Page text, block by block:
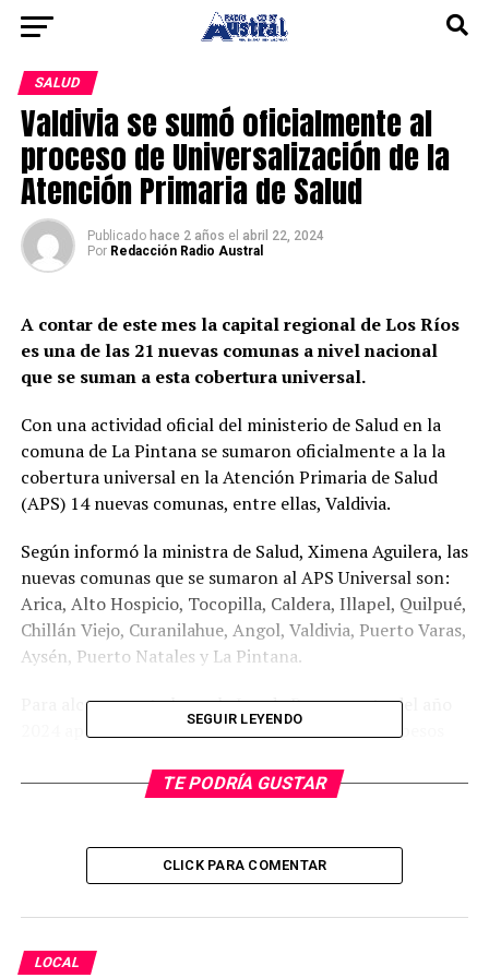
SALUD
Valdivia se sumó oficialmente al
proceso de Universalización de la
Atención Primaria de Salud
Publicado hace 2 años el abril 22, 2024
Por Redacción Radio Austral
A contar de este mes la capital regional de Los Ríos
es una de las 21 nuevas comunas a nivel nacional
que se suman a esta cobertura universal.
Con una actividad oficial del ministerio de Salud en la
comuna de La Pintana se sumaron oficialmente a la la
cobertura universal en la Atención Primaria de Salud
(APS) 14 nuevas comunas, entre ellas, Valdivia.
Según informó la ministra de Salud, Ximena Aguilera, las
nuevas comunas que se sumaron al APS Universal son:
Arica, Alto Hospicio, Tocopilla, Caldera, Illapel, Quilpué,
Chillán Viejo, Curanilahue, Angol, Valdivia, Puerto Varas,
Aysén, Puerto Natales y La Pintana.
Para alcanzar este logro la Ley de Presupuesto del año
2024 aprobó un total de 11 mil 289 millones de pesos
que permitirá que a fines de este año 21 comunas estén
Cabe recordar que las 7 primeras comunas que ya
estaban bajo esta cobertura desde el año 2023 eran
telesalud, especialmente para pacientes de zonas
SEGUIR LEYENDO
TE PODRÍA GUSTAR
CLICK PARA COMENTAR
LOCAL